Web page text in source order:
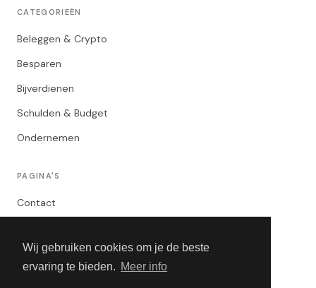
Wij gebruiken cookies om je de beste
ervaring te bieden. Meer info
CATEGORIEËN
Beleggen & Crypto
Besparen
Bijverdienen
Schulden & Budget
Ondernemen
PAGINA'S
Contact
Algemene Voorwaarden
Adverteren